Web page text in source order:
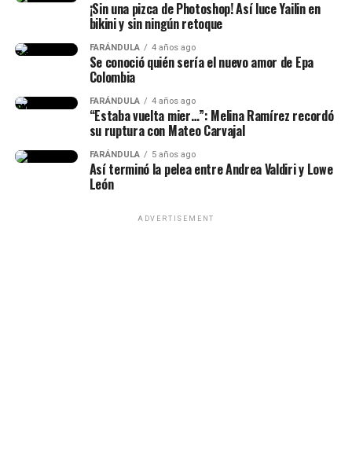
Epa Colombia y su abogada (Imagen
tomada de IG Rechismes)
desde hace siete años.
“Lo conocí hace siete años, ha
sido la historia de amor más
impactante de la historia y, a
pesar de muchos bajos y altos,
siempre estuvo para mí”, había
dicho.
(Recuerda dar clic en la imagen)
¡Sin una pizca de Photoshop! Así luce Yailin en
bikini y sin ningún retoque
FARÁNDULA 4 años ago
Se conoció quién sería el nuevo amor de Epa
Colombia
FARÁNDULA 4 años ago
“Estaba vuelta mier…”: Melina Ramírez recordó
su ruptura con Mateo Carvajal
FARÁNDULA 5 años ago
Así terminó la pelea entre Andrea Valdiri y Lowe
León
ADVERTISEMENT